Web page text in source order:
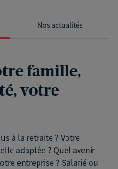
Nos actualités
famille,
votre
à la retraite ? Votre
adaptée ? Quel avenir
entreprise ? Salarié ou